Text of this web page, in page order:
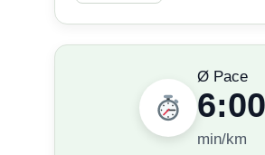
Ø Pace
6:00
min/km